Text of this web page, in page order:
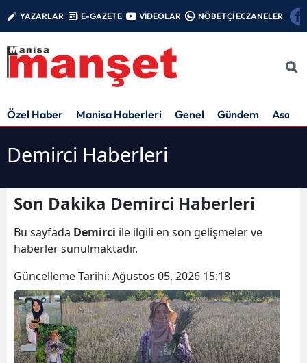
YAZARLAR E-GAZETE VİDEOLAR NÖBETÇİ ECZANELER
Özel Haber Manisa Haberleri Genel Gündem Asayiş
Demirci Haberleri
Son Dakika Demirci Haberleri
Bu sayfada Demirci ile ilgili en son gelişmeler ve
haberler sunulmaktadır.
Güncelleme Tarihi: Ağustos 05, 2026 15:18